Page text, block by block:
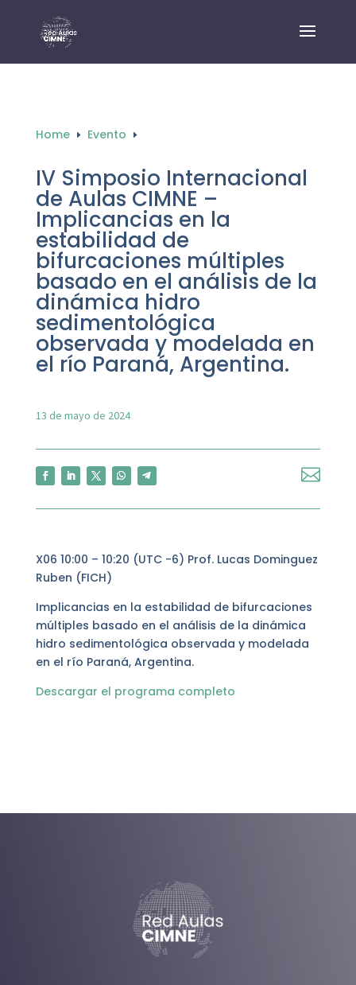
Home E Evento E
IV Simposio Internacional
de Aulas CIMNE –
Implicancias en la
estabilidad de
bifurcaciones múltiples
basado en el análisis de la
dinámica hidro
sedimentológica
observada y modelada en
el río Paraná, Argentina.
13 de mayo de 2024

X06 10:00 – 10:20 (UTC -6) Prof. Lucas Dominguez
Ruben (FICH)
Implicancias en la estabilidad de bifurcaciones
múltiples basado en el análisis de la dinámica
hidro sedimentológica observada y modelada
en el río Paraná, Argentina.
Descargar el programa completo